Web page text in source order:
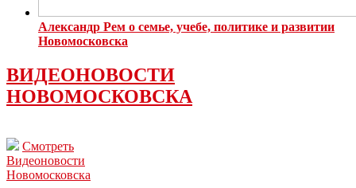
Александр Рем о семье, учебе, политике и развитии
Новомосковска
ВИДЕОНОВОСТИ
НОВОМОСКОВСКА
Смотреть
Видеоновости
Новомосковска